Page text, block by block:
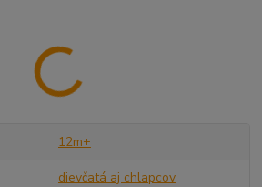
12m+
dievčatá aj chlapcov